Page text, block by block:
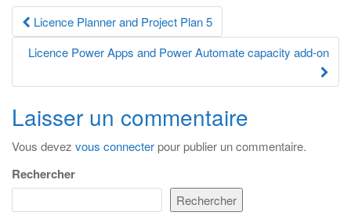
Navigation
des
articles
Licence Planner and Project Plan 5
Licence Power Apps and Power Automate capacity add-on
Laisser un commentaire
Vous devez vous connecterpour publier un commentaire.
Rechercher
Rechercher